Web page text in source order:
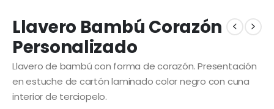
Llavero Bambú Corazón
Personalizado
Llavero de bambú con forma de corazón. Presentación
en estuche de cartón laminado color negro con cuna
interior de terciopelo.